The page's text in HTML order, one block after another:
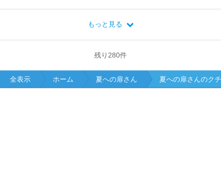
もっと見る
残り280件
全表示 ホーム 夏への扉さん 夏への扉さんのク